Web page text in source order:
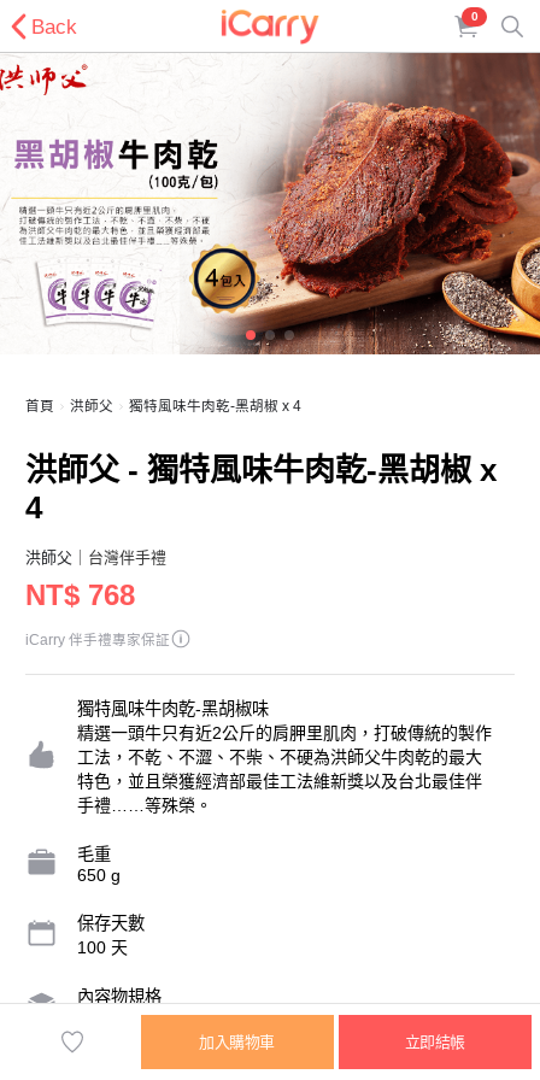
Back 0
首頁 洪師父 獨特風味牛肉乾-黑胡椒 x 4
洪師父 - 獨特風味牛肉乾-黑胡椒 x
4
洪師父 ｜台灣伴手禮
NT$ 768
iCarry 伴手禮專家保証
獨特風味牛肉乾-黑胡椒味
精選一頭牛只有近2公斤的肩胛里肌肉，打破傳統的製作
工法，不乾、不澀、不柴、不硬為洪師父牛肉乾的最大
特色，並且榮獲經濟部最佳工法維新獎以及台北最佳伴
手禮……等殊榮。
毛重
650 g
保存天數
100 天
內容物規格
100g/包，4包/組
營業人名稱
加入購物車 立即結帳